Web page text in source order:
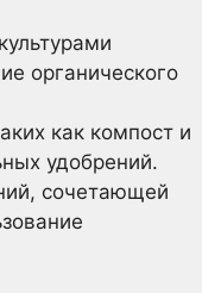
органического
как компост и
удобрений.
сочетающей